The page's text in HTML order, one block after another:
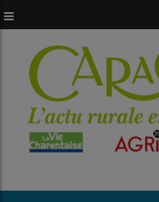
au
principal